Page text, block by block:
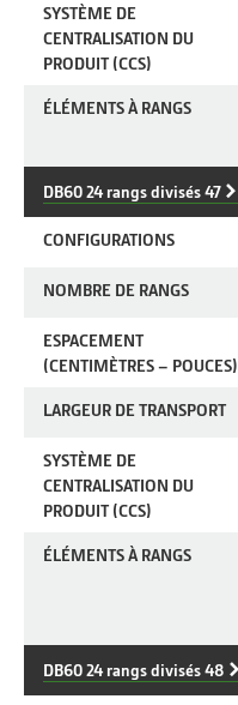
SYSTÈME DE
CENTRALISATION DU
PRODUIT (CCS)
ÉLÉMENTS À RANGS
DB60 24 rangs divisés 47
CONFIGURATIONS
NOMBRE DE RANGS
ESPACEMENT
(CENTIMÈTRES – POUCES)
LARGEUR DE TRANSPORT
SYSTÈME DE
CENTRALISATION DU
PRODUIT (CCS)
ÉLÉMENTS À RANGS
DB60 24 rangs divisés 48